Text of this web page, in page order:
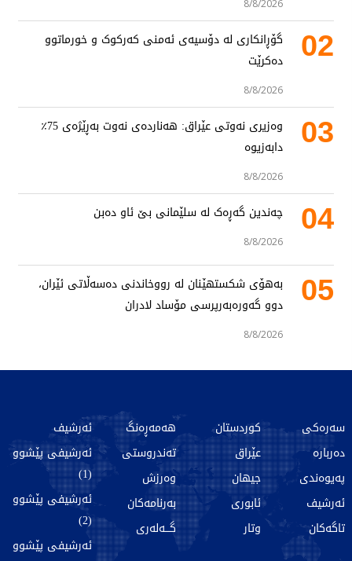
8/8/2026
02
گۆڕانکاری لە دۆسیەی ئەمنی کەرکوک و خورماتوو
دەکرێت
8/8/2026
03
وەزیری نەوتی عێراق: هەناردەی نەوت بەڕێژەی 75٪
دابەزیوە
8/8/2026
04 چەندین گەڕەک لە سلێمانی بێ ئاو دەبن
8/8/2026
05
بەهۆی شکستهێنان لە رووخاندنی دەسەڵاتی ئێران،
دوو گەورەبەرپرسی مۆساد لادران
8/8/2026
سەرەکی
دەربارە
پەیوەندی
ئەرشیف
تاگەکان
کوردستان
عێراق
جیهان
ئابوری
وتار
هەمەڕەنگ
تەندروستی
وەرزش
بەرنامەکان
گـــەلەری
ئەرشیف
ئەرشیفی پێشوو
(1)
ئەرشیفی پێشوو
(2)
ئەرشیفی پێشوو